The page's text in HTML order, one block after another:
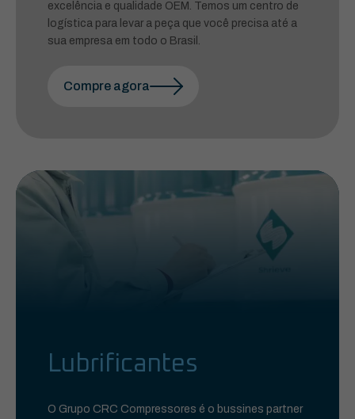
excelência e qualidade OEM. Temos um centro de
logística para levar a peça que você precisa até a
sua empresa em todo o Brasil.
Compre agora
Lubrificantes
O Grupo CRC Compressores é o bussines partner